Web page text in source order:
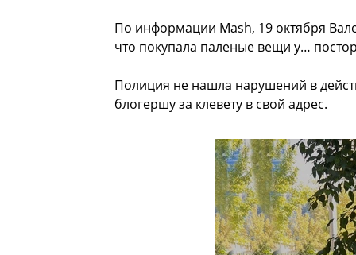
По информации Mash, 19 октября
что покупала паленые вещи у…
Полиция не нашла нарушений в
блогершу за клевету в свой адрес.